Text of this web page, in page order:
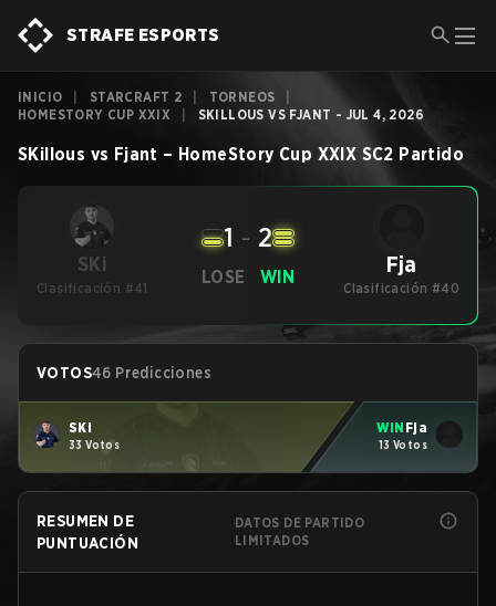
STRAFE ESPORTS
INICIO STARCRAFT 2 TORNEOS
HOMESTORY CUP XXIX
SKILLOUS VS FJANT - JUL 4, 2026
SKillous vs Fjant – HomeStory Cup XXIX SC2 Partido
SKi
Clasificación #41
LOSE
1 - 2
WIN Fja
Clasificación #40
VOTOS46 Predicciones
SKi
33 Votos
WIN Fja
13 Votos
RESUMEN DE
PUNTUACIÓN
DATOS DE PARTIDO
LIMITADOS